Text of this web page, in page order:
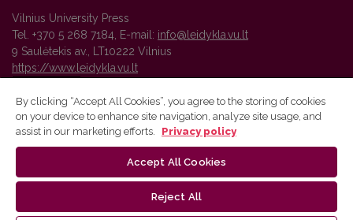
Vilnius University Press
Tel. +370 5 268 7184, E-mail: info@leidykla.vu.lt
9 Saulėtekis av., LT10222 Vilnius
https://www.leidykla.vu.lt
Vilnius University Press platform and metadata are distributed by
By clicking “Accept All Cookies”, you agree to the storing of cookies
on your device to enhance site navigation, analyze site usage, and
assist in our marketing efforts.
Privacy policy
Accept All Cookies
Reject All